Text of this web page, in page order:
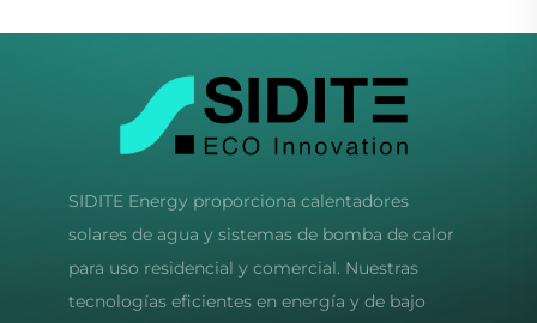
SIDITE Energy proporciona calentadores
solares de agua y sistemas de bomba de calor
para uso residencial y comercial. Nuestras
tecnologías eficientes en energía y de bajo